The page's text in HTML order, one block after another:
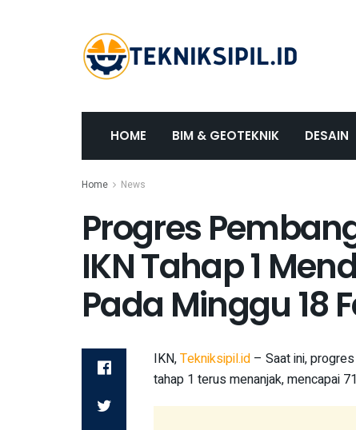
HOME BIM & GEOTEKNIK DESAIN
Home News
Progres
IKN Tahap 1
Pada Minggu 18
IKN,Tekniksipil.id – Saat ini,
tahap 1 terus menanjak, mencapai